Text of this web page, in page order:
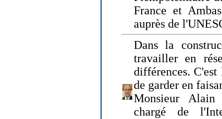
France et
auprès de
Dans la
travailler en
différences.
de garder en
Monsieur Alain
chargé de